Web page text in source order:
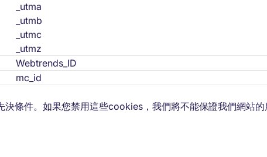
_utma
_utmb
_utmc
_utmz
Webtrends_ID
mc_id
條件。如果您禁用這些cookies，我們將不能保證我們網站的